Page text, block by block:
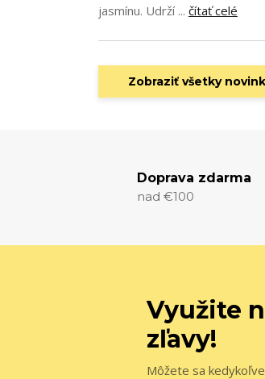
jasmínu. Udrží ... čítať celé
Zobraziť všetky
Doprava zdarma
nad €100
Využite
zľavy!
Môžete sa